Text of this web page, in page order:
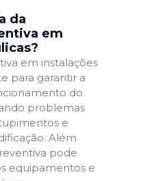
da
em
em instalações
para garantir a
do
problemas
e
Além
pode
equipamentos e